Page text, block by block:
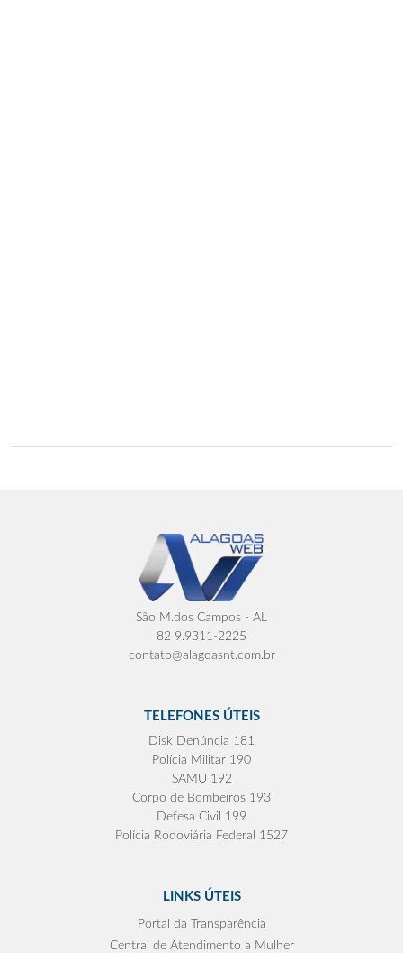
São M.dos Campos - AL
82 9.9311-2225
contato@alagoasnt.com.br
TELEFONES ÚTEIS
Disk Denúncia 181
Polícia Militar 190
SAMU 192
Corpo de Bombeiros 193
Defesa Civil 199
Polícia Rodoviária Federal 1527
LINKS ÚTEIS
Portal da Transparência
Central de Atendimento a Mulher